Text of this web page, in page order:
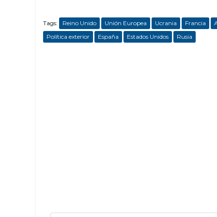
Tags: Reino Unido Unión Europea Ucrania Francia
Política exterior
España Estados Unidos Rusia